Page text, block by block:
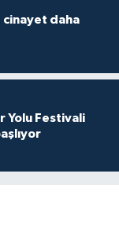
cinayet daha
Yolu Festivali